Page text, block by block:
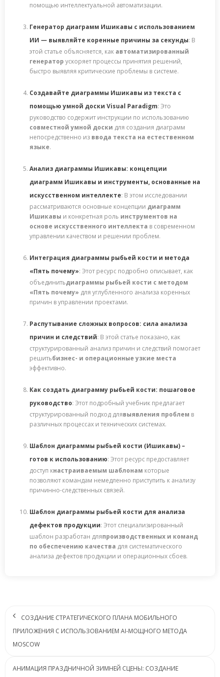
помощью интеллектуальной автоматизации.
Генератор диаграмм Ишикавы с использованием
ИИ — выявляйте коренные причины за секунды: В
этой статье объясняется, как автоматизированный
генератор ускоряет процессы принятия решений,
быстро выявляя критические проблемы в системе.
Создавайте диаграммы Ишикавы из текста с
помощью умной доски Visual Paradigm: Это
руководство содержит инструкции по использованию
совместной умной доски для создания диаграмм
непосредственно из ввода текста на естественном
языке.
Анализ диаграммы Ишикавы: концепции
диаграмм Ишикавы и инструменты, основанные на
искусственном интеллекте: В этом исследовании
рассматриваются основные концепции диаграмм
Ишикавы и конкретная роль инструментов на
основе искусственного интеллекта в современном
управлении качеством и решении проблем.
Интеграция диаграммы рыбьей кости и метода
«Пять почему»: Этот ресурс подробно описывает, как
объединитьдиаграммы рыбьей кости с методом
«Пять почему» для углубленного анализа коренных
причин в управлении проектами.
Распутывание сложных вопросов: сила анализа
причин и следствий: В этой статье показано, как
структурированный анализ причин и следствий помогает
решитьбизнес- и операционные узкие места
эффективно.
Как создать диаграмму рыбьей кости: пошаговое
руководство: Этот подробный учебник предлагает
структурированный подход длявыявления проблем в
различных процессах и технических системах.
Шаблон диаграммы рыбьей кости (Ишикавы) –
готов к использованию: Этот ресурс предоставляет
доступ кнастраиваемым шаблонам которые
позволяют командам немедленно приступить к анализу
причинно-следственных связей.
Шаблон диаграммы рыбьей кости для анализа
дефектов продукции: Этот специализированный
шаблон разработан дляпроизводственных и команд
по обеспечению качества для систематического
анализа дефектов продукции и операционных сбоев.
СОЗДАНИЕ СТРАТЕГИЧЕСКОГО ПЛАНА МОБИЛЬНОГО
ПРИЛОЖЕНИЯ С ИСПОЛЬЗОВАНИЕМ AI-МОЩНОГО МЕТОДА
MOSCOW
АНИМАЦИЯ ПРАЗДНИЧНОЙ ЗИМНЕЙ СЦЕНЫ: СОЗДАНИЕ